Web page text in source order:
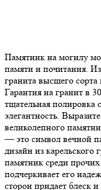
Памятник на могилу
памяти и почитания.
гранита высшего сорта
Гарантия на гранит в
тщательная полировка
элегантность.
великолепного
— это символ вечной
дизайн из карельского
памятник среди
подчеркивает его
сторон придает блеск